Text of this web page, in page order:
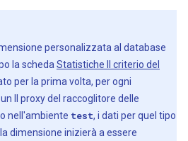
personalizzata al database
la scheda Statistiche Il criterio del
per la prima volta, per ogni
Il proxy del raccoglitore delle
nell'ambiente test, i dati per quel tipo
dimensione inizierà a essere